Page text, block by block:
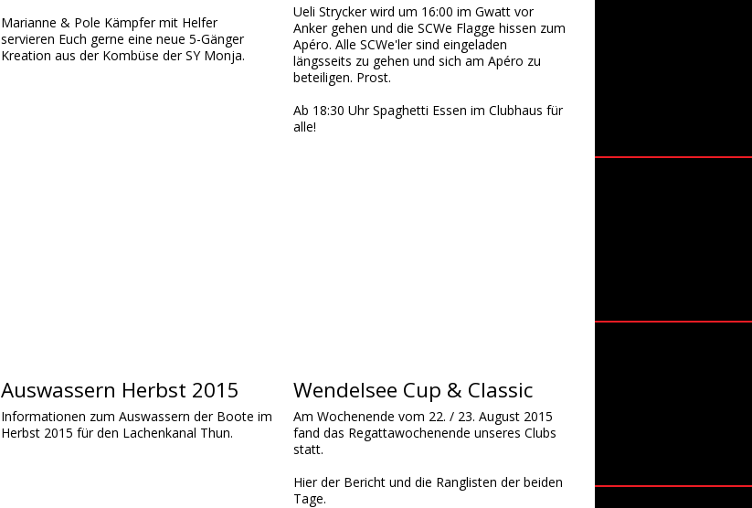
Marianne & Pole Kämpfer mit Helfer
servieren Euch gerne eine neue 5-Gänger
Kreation aus der Kombüse der SY Monja.
Ueli Strycker wird um 16:00 im Gwatt vor
Anker gehen und die SCWe Flagge hissen zum
Apéro. Alle SCWe'ler sind eingeladen
längsseits zu gehen und sich am Apéro zu
beteiligen. Prost.
Ab 18:30 Uhr Spaghetti Essen im Clubhaus für
alle!
Auswassern Herbst 2015
Informationen zum Auswassern der Boote im
Herbst 2015 für den Lachenkanal Thun.
Wendelsee Cup & Classic
Am Wochenende vom 22. / 23. August 2015
fand das Regattawochenende unseres Clubs
statt.
Hier der Bericht und die Ranglisten der beiden
Tage.